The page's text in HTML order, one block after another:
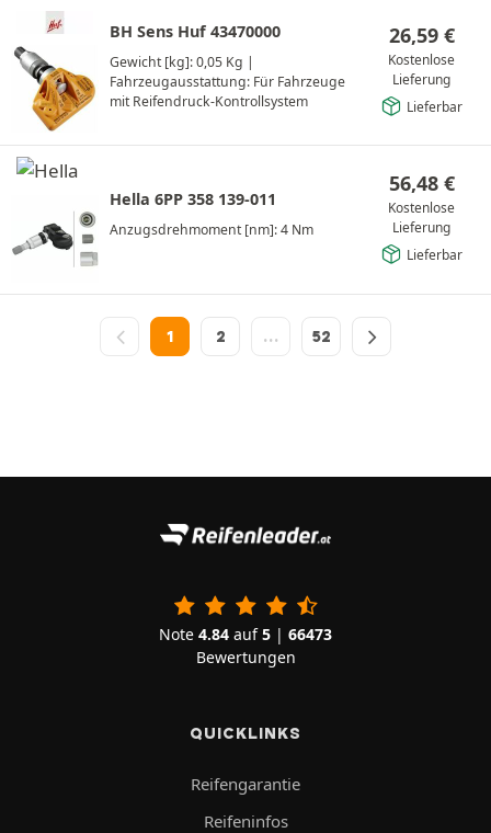
BH Sens Huf 43470000
Gewicht [kg]: 0,05 Kg |
Fahrzeugausstattung: Für Fahrzeuge
mit Reifendruck-Kontrollsystem
26,59 €
Kostenlose
Lieferung
Lieferbar
Hella 6PP 358 139-011
Anzugsdrehmoment [nm]: 4 Nm
56,48 €
Kostenlose
Lieferung
Lieferbar
1 2 … 52
Note 4.84 auf5 | 66473
Bewertungen
QUICKLINKS
Reifengarantie
Reifeninfos